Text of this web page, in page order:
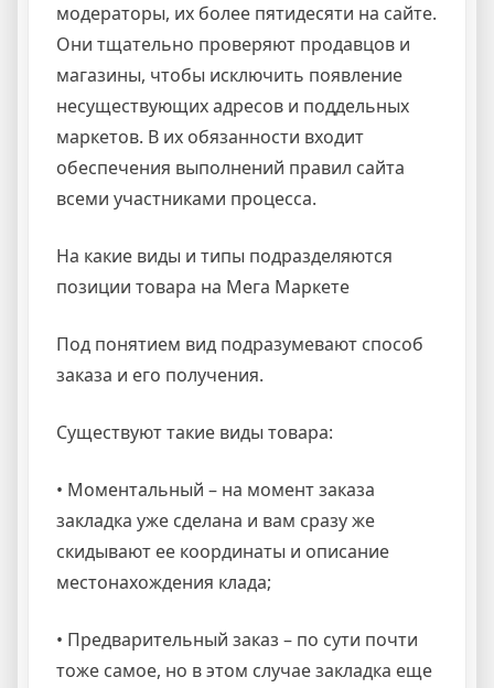
модераторы, их более пятидесяти на сайте.
Они тщательно проверяют продавцов и
магазины, чтобы исключить появление
несуществующих адресов и поддельных
маркетов. В их обязанности входит
обеспечения выполнений правил сайта
всеми участниками процесса.
На какие виды и типы подразделяются
позиции товара на Мега Маркете
Под понятием вид подразумевают способ
заказа и его получения.
Существуют такие виды товара:
• Моментальный – на момент заказа
закладка уже сделана и вам сразу же
скидывают ее координаты и описание
местонахождения клада;
• Предварительный заказ – по сути почти
тоже самое, но в этом случае закладка еще